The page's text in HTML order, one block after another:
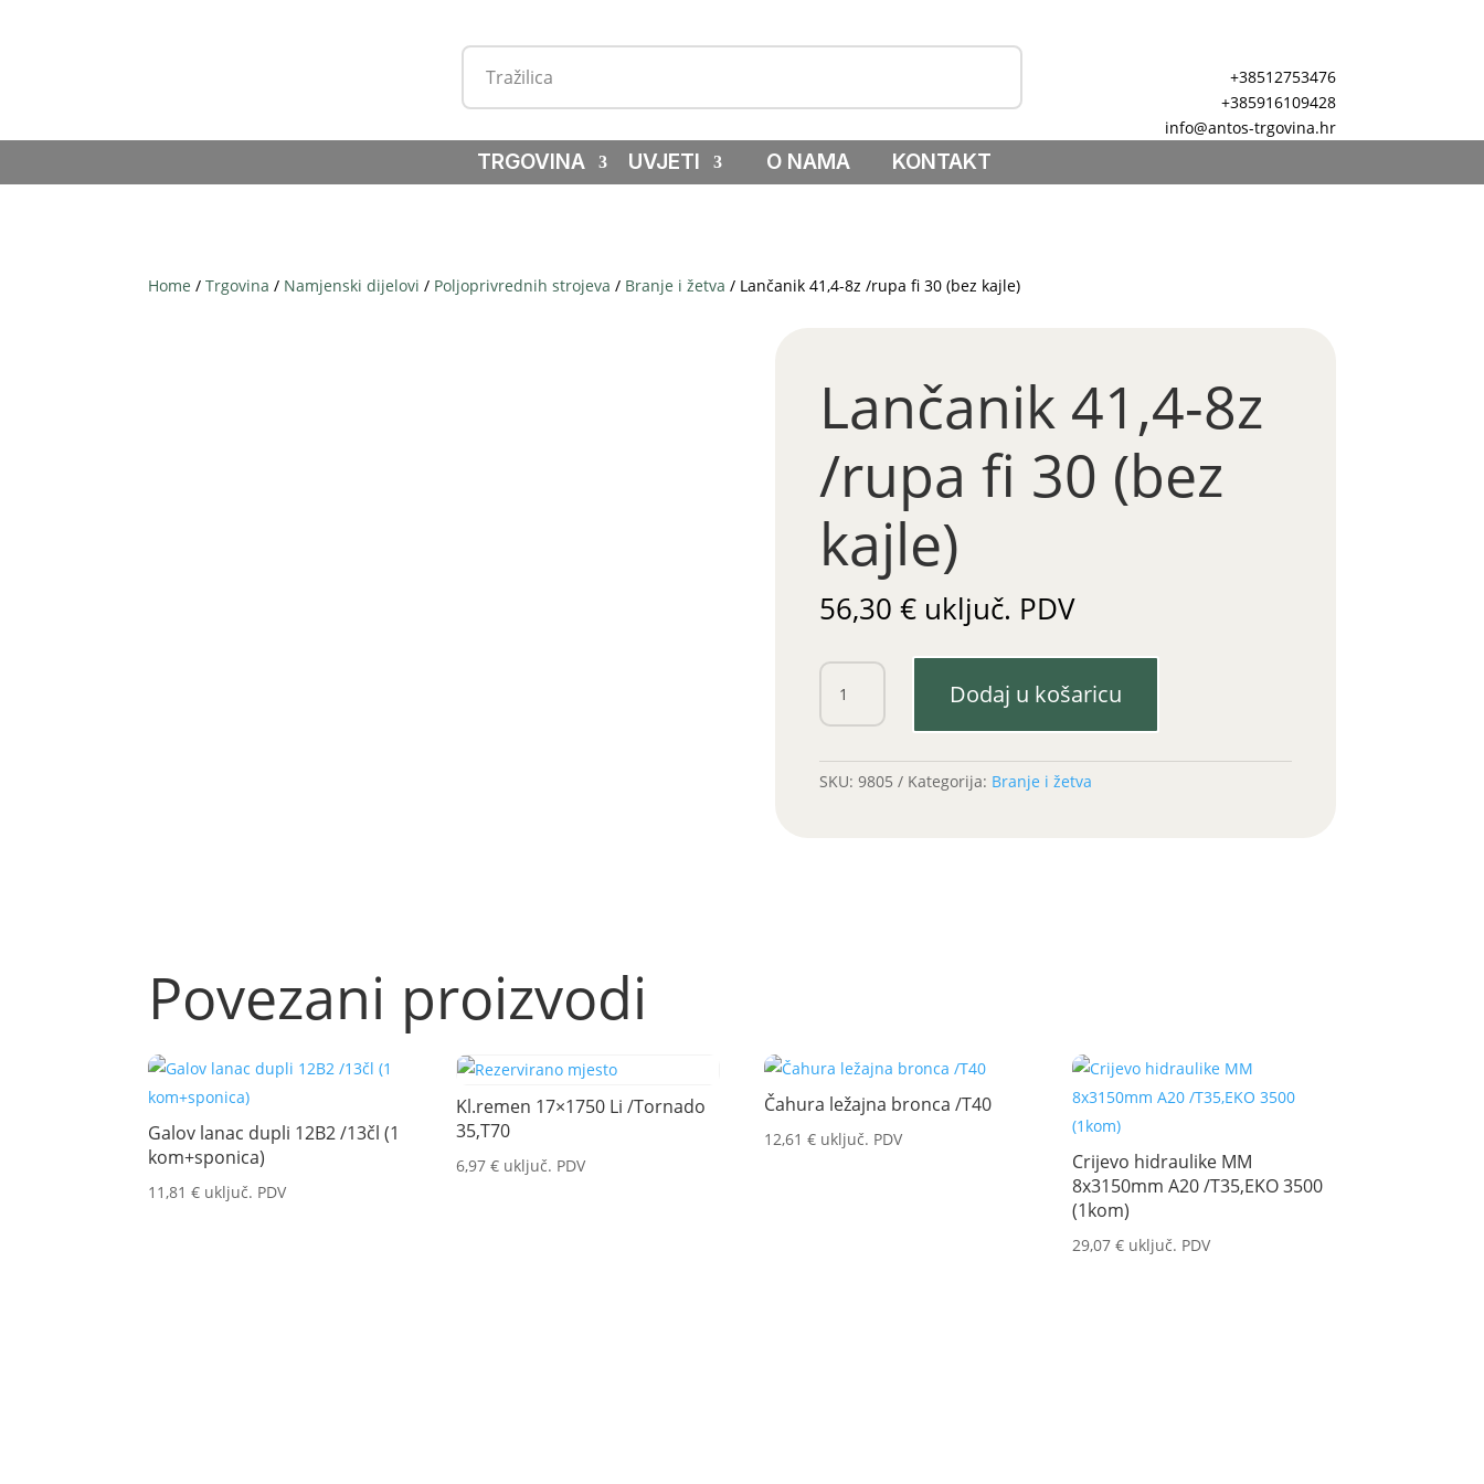
+38512753476
+385916109428
info@antos-trgovina.hr
TRGOVINA UVJETI O NAMA KONTAKT
Home /Trgovina / Namjenski dijelovi / Poljoprivrednih strojeva / Branje i žetva / Lančanik 41,4-8z /rupa fi 30 (bez kajle)
Lančanik 41,4-8z
/rupa fi 30 (bez
kajle)
56,30 € uključ. PDV
Lančanik
41,4-
8z
fi
Dodaj u košaricu
SKU: 9805 Kategorija: Branje i žetva
Povezani proizvodi
Galov lanac dupli 12B2 /13čl (1
kom+sponica)
11,81€ uključ. PDV
Kl.remen 17×1750 Li /Tornado
35,T70
6,97€ uključ. PDV
Čahura ležajna bronca /T40
12,61€ uključ. PDV
Crijevo hidraulike MM
8x3150mm A20 /T35,EKO 3500
(1kom)
29,07€ uključ. PDV